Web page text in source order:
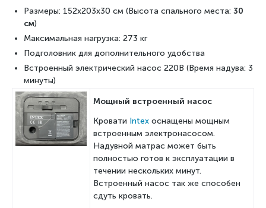
Размеры: 152x203x30 см (Высота спального места: 30
см)
Максимальная нагрузка: 273 кг
Подголовник для дополнительного удобства
Встроенный электрический насос 220В (Время надува: 3
минуты)
Мощный встроенный насос
Кровати Intex оснащены мощным
встроенным электронасосом.
Надувной матрас может быть
полностью готов к эксплуатации в
течении нескольких минут.
Встроенный насос так же способен
сдуть кровать.